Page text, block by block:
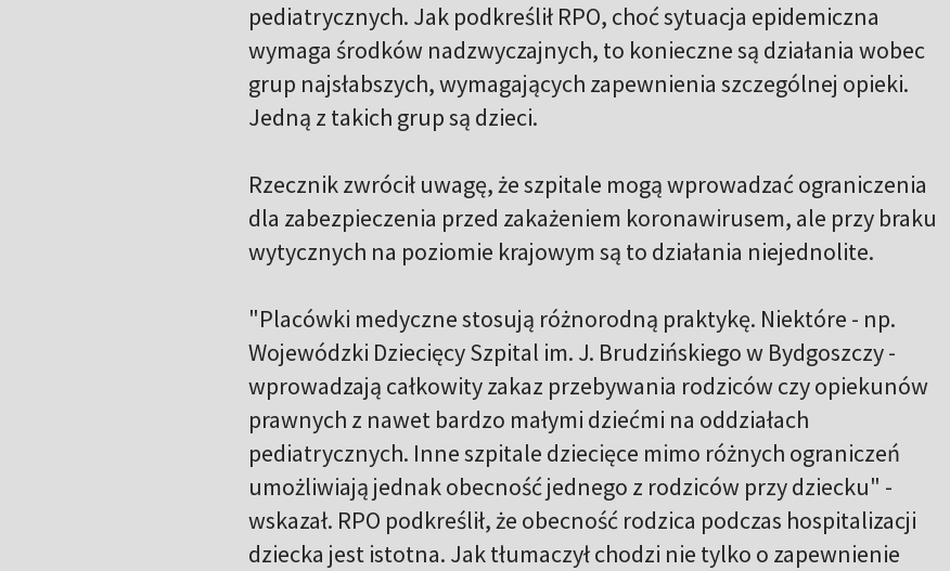
pediatrycznych. Jak podkreślił RPO, choć sytuacja epidemiczna
wymaga środków nadzwyczajnych, to konieczne są działania wobec
grup najsłabszych, wymagających zapewnienia szczególnej opieki.
Jedną z takich grup są dzieci.
Rzecznik zwrócił uwagę, że szpitale mogą wprowadzać ograniczenia
dla zabezpieczenia przed zakażeniem koronawirusem, ale przy braku
wytycznych na poziomie krajowym są to działania niejednolite.
"Placówki medyczne stosują różnorodną praktykę. Niektóre - np.
Wojewódzki Dziecięcy Szpital im. J. Brudzińskiego w Bydgoszczy -
wprowadzają całkowity zakaz przebywania rodziców czy opiekunów
prawnych z nawet bardzo małymi dziećmi na oddziałach
pediatrycznych. Inne szpitale dziecięce mimo różnych ograniczeń
umożliwiają jednak obecność jednego z rodziców przy dziecku" -
wskazał. RPO podkreślił, że obecność rodzica podczas hospitalizacji
dziecka jest istotna. Jak tłumaczył chodzi nie tylko o zapewnienie